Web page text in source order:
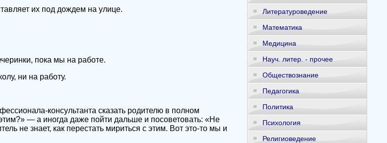
их под дождем на улице.
пока мы на работе.
ни на работу.
консультанта сказать родителю в полном
— а иногда даже пойти дальше и посоветовать: «Не
не знает, как перестать мириться с этим. Вот это-то мы и
Литературоведение
Математика
Медицина
Науч. литер. - прочее
Обществознание
Педагогика
Политика
Психология
Религиоведение